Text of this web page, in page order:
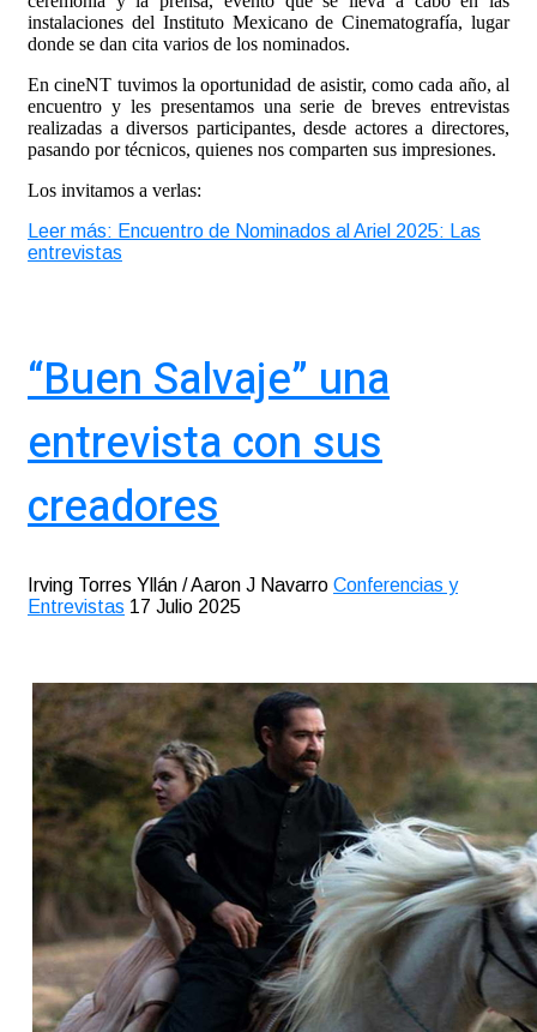
instalaciones del Instituto Mexicano de Cinematografía, lugar
donde se dan cita varios de los nominados.
En cineNT tuvimos la oportunidad de asistir, como cada año, al
encuentro y les presentamos una serie de breves entrevistas
realizadas a diversos participantes, desde actores a directores,
pasando por técnicos, quienes nos comparten sus impresiones.
Los invitamos a verlas:
Leer más: Encuentro de Nominados al Ariel 2025: Las
entrevistas
“Buen Salvaje” una
entrevista con sus
creadores
Irving Torres Yllán / Aaron J Navarro Conferencias y
Entrevistas 17 Julio 2025